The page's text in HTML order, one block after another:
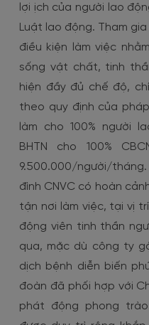
lợi ịch của người lao
Luật lao động. Tham
điều kiện làm việc
sống vật chất, tinh
hiện đầy đủ chế độ,
theo quy định của
làm cho 100% người
BHTN cho 100%
9.500.000/người/
đình CNVC có hoàn
tận nơi làm việc, tại vị
động viên tinh thần
qua, mặc dù công ty
dịch bệnh diễn biến
đoàn đã phối hợp với
phát động phong